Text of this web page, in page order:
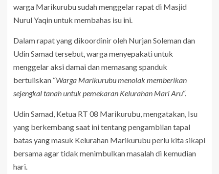
warga Marikurubu sudah menggelar rapat di Masjid
Nurul Yaqin untuk membahas isu ini.
Dalam rapat yang dikoordinir oleh Nurjan Soleman dan
Udin Samad tersebut, warga menyepakati untuk
menggelar aksi damai dan memasang spanduk
bertuliskan “Warga Marikurubu menolak memberikan
sejengkal tanah untuk pemekaran Kelurahan Mari Aru“.
Udin Samad, Ketua RT 08 Marikurubu, mengatakan, Isu
yang berkembang saat ini tentang pengambilan tapal
batas yang masuk Kelurahan Marikurubu perlu kita sikapi
bersama agar tidak menimbulkan masalah di kemudian
hari.